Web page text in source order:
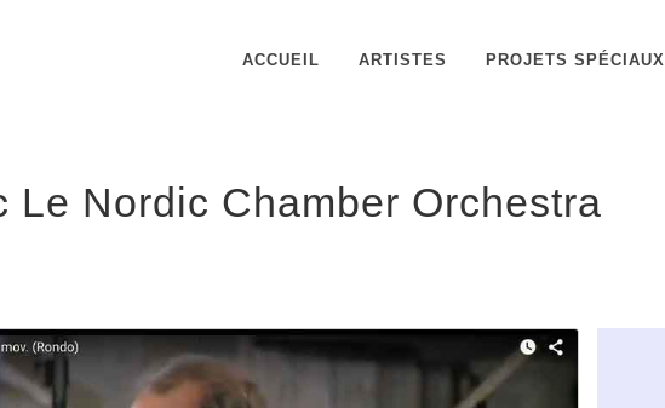
ACCUEIL ARTISTES PROJETS SPÉCIAUX
Le Nordic Chamber Orchestra